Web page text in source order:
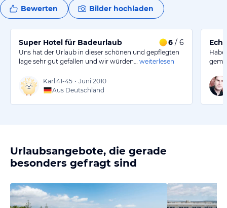
Bewerten Bilder hochladen
Super Hotel für Badeurlaub 6 / 6
Uns hat der Urlaub in dieser schönen und gepflegten
lage sehr gut gefallen und wir würden…
weiterlesen
Karl 41-45 • Juni 2010
Aus Deutschland
Urlaubsangebote, die gerade
besonders gefragt sind